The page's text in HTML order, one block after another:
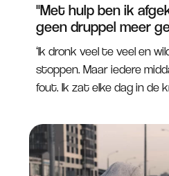
"Met hulp ben ik
geen druppel meer
‘Ik dronk veel te veel en
stoppen. Maar iedere
fout. Ik zat elke dag in de